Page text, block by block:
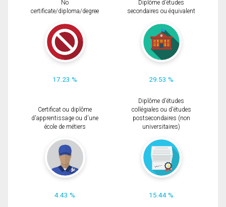
No
certificate/diploma/degree
17.23 %
Diplôme d'études
secondaires ou équivalent
29.53 %
Certificat ou diplôme
d'apprentissage ou d'une
école de métiers
4.43 %
Diplôme d'études
collégiales ou d'études
postsecondaires (non
universitaires)
15.44 %